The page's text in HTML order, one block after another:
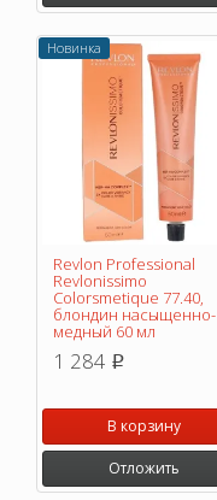
Новинка
Revlon Professional
Revlonissimo
Colorsmetique 77.40,
блондин насыщенно-
медный 60 мл
1 284 p
В корзину
Отложить